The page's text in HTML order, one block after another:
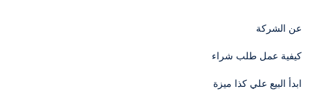
عن الشركة
كيفية عمل طلب شراء
ابدأ البيع علي كذا ميزة